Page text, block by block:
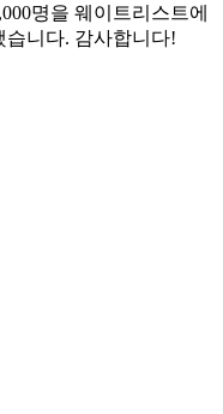
명을 웨이트리스트에
습니다. 감사합니다!